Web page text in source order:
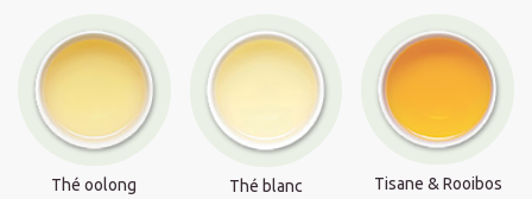
Thé oolong Thé blanc Tisane & Rooibos